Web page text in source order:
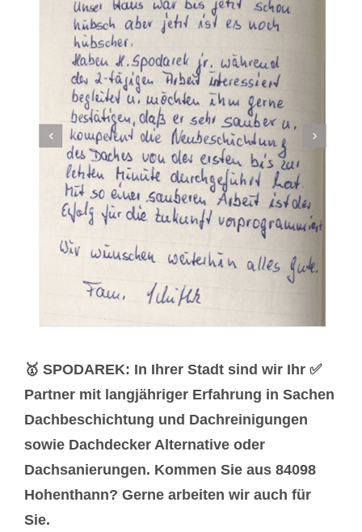
🥇 SPODAREK: In Ihrer Stadt sind wir Ihr ✅
Partner mit langjähriger Erfahrung in Sachen
Dachbeschichtung und Dachreinigungen
sowie Dachdecker Alternative oder
Dachsanierungen. Kommen Sie aus 84098
Hohenthann? Gerne arbeiten wir auch für
Sie.